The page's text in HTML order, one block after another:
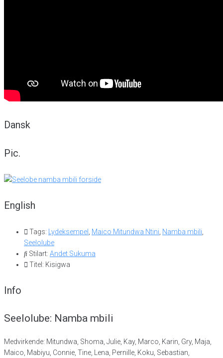
Dansk
Pic.
English
Tags: Lydeksempel Maico Mitundwa Ntini Namba mbili
Seelolube
Stilart: Andet Sukuma
Titel: Kisigwa
Info
Seelolube: Namba mbili
Medvirkende: Mitundwa, Shoma, Julie, Kay, Marco, Karin, Gry, Maja,
Maico, Mabiyu, Connie, Tine, Lena, Pernille, Koku, Sebastian,